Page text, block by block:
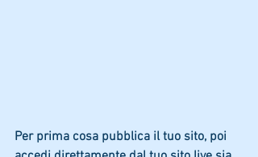
Per prima cosa pubblica il tuo sito, poi